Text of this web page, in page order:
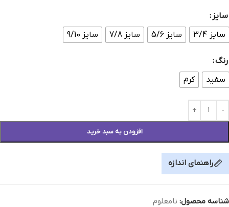
سایز
سایز 3/4
سایز 5/6 سایز 7/8 سایز 9/10
رنگ
سفید
کرم
افزودن به سبد خرید
راهنمای اندازه
شناسه محصول: نامعلوم